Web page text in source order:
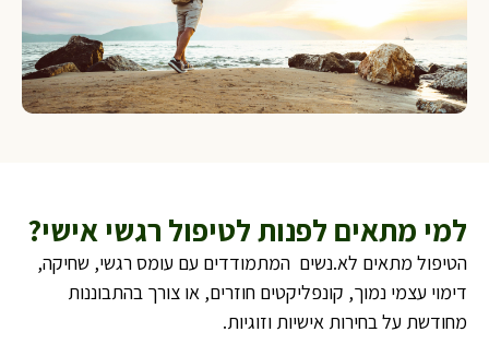
למי מתאים לפנות לטיפול רגשי אישי?
הטיפול מתאים לא.נשים המתמודדים עם עומס רגשי, שחיקה,
דימוי עצמי נמוך, קונפליקטים חוזרים, או צורך בהתבוננות
מחודשת על בחירות אישיות וזוגיות.